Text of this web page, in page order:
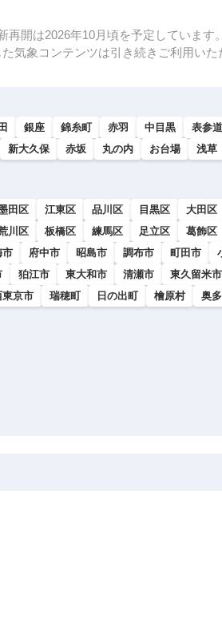
開は2026年10月頃を予定しています。
気象コンテンツは引き続きご利用いた
銀座 錦糸町 赤羽 中目黒
表参道
新大久保 赤坂 丸の内 お台場 浅草
田区 江東区 品川区 目黒区
大田区
川区 板橋区 練馬区 足立区
葛飾区
市 府中市 昭島市 調布市 町田市
狛江市 東大和市 清瀬市
東久留米市
東京市 瑞穂町 日の出町 檜原村 奥